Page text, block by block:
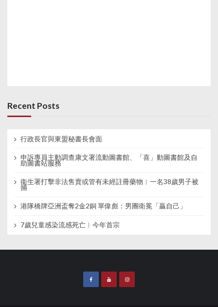
Recent Posts
行政長官與東盟秘書長會面
申訴專員主動調查康文署流動圖書館、「喜」動圖書館及自
助圖書站服務
衞生署打擊非法售賣或管有未經註冊藥物︱一名38歲男子被
捕
港隊橋牌亞洲盃奪2金2銅 單偉彪：男團衛冕「贏自己」
7歲兒童感染流感死亡︱今年首宗